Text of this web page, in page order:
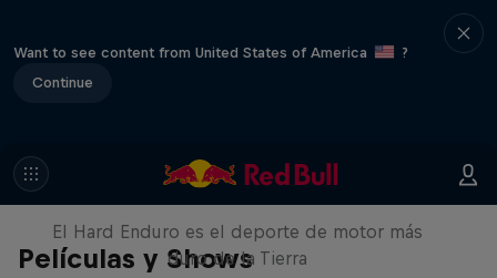
Want to see content from United States of America
?
Continue
Películas y Shows
Hard Enduro 2025: ¿La
temporada más difícil?
El Hard Enduro es el deporte de motor más
duro de la Tierra